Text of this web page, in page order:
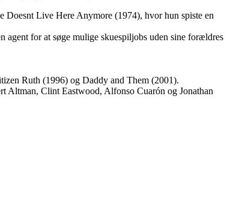
Doesnt Live Here Anymore (1974), hvor hun spiste en
for at søge mulige skuespiljobs uden sine forældres
Ruth (1996) og Daddy and Them (2001).
Altman, Clint Eastwood, Alfonso Cuarón og Jonathan